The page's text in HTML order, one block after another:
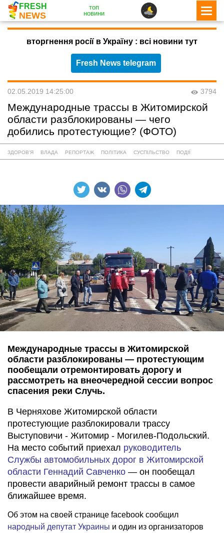
FRESH
NEWS
топ
новини
вторгнення росії в Україну : всі новини тут
Fresh News telegram
02.05.2019 14:25:00 3794
Международные трассы в Житомирской
области разблокированы — чего
добились протестующие? (ФОТО)
ЗДОРОВ'Я ВЛАДА РЕПОРТАЖ ПОЛІТИКА СУСПІЛЬСТВО ПОДІЇ
Международные трассы в Житомирской
области разблокированы — протестующим
пообещали отремонтировать дорогу и
рассмотреть на внеочередной сессии вопрос
спасения реки Случь.
В Черняхове Житомирской области
протестующие разблокировали трассу
Выступовичи - Житомир - Могилев-Подольский.
На место событий приехал руководитель
Службы автомобильных дорог в Житомирской
области Геннадий Савченко — он пообещал
провести аварийный ремонт трассы в самое
ближайшее время.
Об этом на своей странице facebook сообщил
народный депутат Украины и один из организаторов